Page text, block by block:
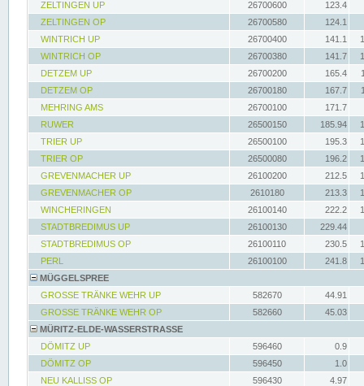
ZELTINGEN UP
26700600
123.4
ZELTINGEN OP
26700580
124.1
WINTRICH UP
26700400 141.1
WINTRICH OP
26700380 141.7
DETZEM UP
26700200 165.4
DETZEM OP
26700180 167.7
MEHRING AMS
26700100
171.7
RUWER
26500150 185.94
TRIER UP
26500100 195.3
TRIER OP
26500080 196.2
GREVENMACHER UP
26100200 212.5
GREVENMACHER OP
2610180 213.3
WINCHERINGEN
26100140 222.2
STADTBREDIMUS UP
26100130
229.44
STADTBREDIMUS OP
26100110 230.5
PERL
26100100 241.8
MÜGGELSPREE
GROSSE TRÄNKE WEHR UP
582670
44.91
GROSSE TRÄNKE WEHR OP
582660
45.03
MÜRITZ-ELDE-WASSERSTRASSE
DÖMITZ UP
596460
0.9
DÖMITZ OP
596450
1.0
NEU KALLISS OP
596430
4.97